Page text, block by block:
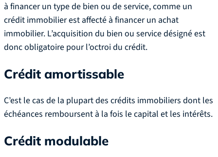
à financer un type de bien ou de service, comme un
crédit immobilier est affecté à financer un achat
immobilier. L’acquisition du bien ou service désigné est
donc obligatoire pour l’octroi du crédit.
Crédit amortissable
C’est le cas de la plupart des crédits immobiliers dont les
échéances remboursent à la fois le capital et les intérêts.
Crédit modulable